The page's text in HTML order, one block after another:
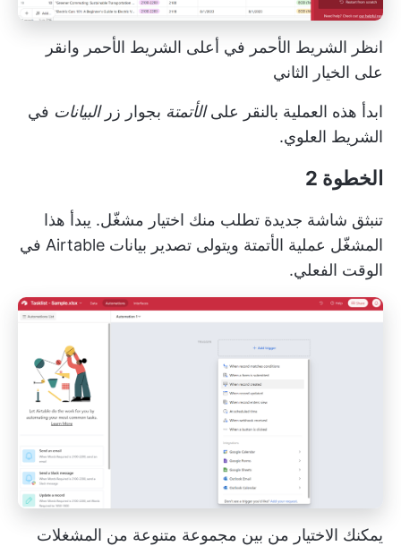
انظر الشريط الأحمر في أعلى الشريط الأحمر وانقر
على الخيار الثاني
ابدأ هذه العملية بالنقر علىالأتمتة بجوار زرالبيانات في
الشريط العلوي.
الخطوة 2
تنبثق شاشة جديدة تطلب منك اختيار مشغّل. يبدأ هذا
المشغّل عملية الأتمتة ويتولى تصدير بيانات Airtable في
الوقت الفعلي.
يمكنك الاختيار من بين مجموعة متنوعة من المشغلات